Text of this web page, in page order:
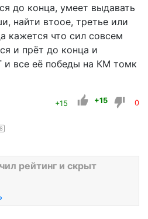
до конца, умеет выдавать
найти втоое, третье или
кажется что сил совсем
и прёт до конца и
и все её победы на КМ томк
+15 +15 0
рейтинг и скрыт